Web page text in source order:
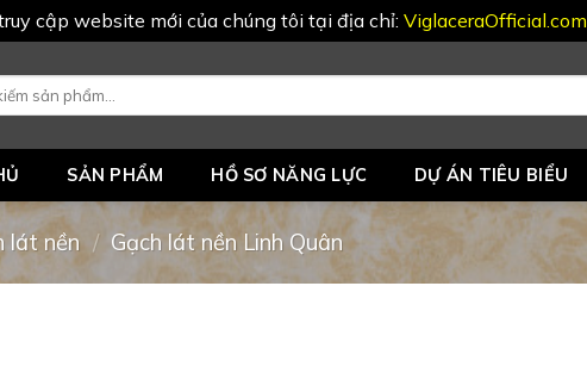
cập website mới của chúng tôi tại địa chỉ: ViglaceraOfficial.com
SẢN PHẨM HỒ SƠ NĂNG LỰC DỰ ÁN TIÊU BIỂU
lát nền / Gạch lát nền Linh Quân